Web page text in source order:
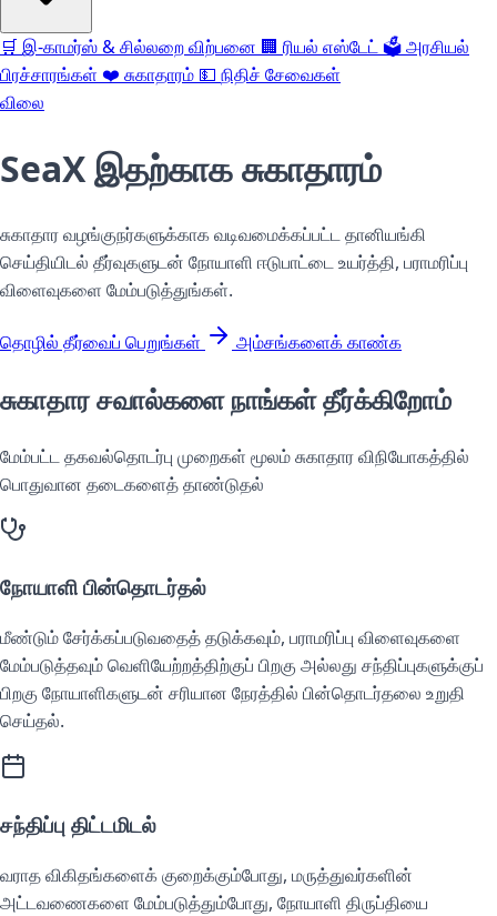
🛒 இ-காமர்ஸ் & சில்லறை விற்பனை 🏢 ரியல் எஸ்டேட் 🗳️அரசியல்
பிரச்சாரங்கள் ❤️ சுகாதாரம் 💵 நிதிச் சேவைகள்
விலை
SeaX இதற்காகசுகாதாரம்
சுகாதார வழங்குநர்களுக்காக வடிவமைக்கப்பட்ட தானியங்கி
செய்தியிடல் தீர்வுகளுடன் நோயாளி ஈடுபாட்டை உயர்த்தி, பராமரிப்பு
விளைவுகளை மேம்படுத்துங்கள்.
தொழில் தீர்வைப் பெறுங்கள் அம்சங்களைக் காண்க
சுகாதார சவால்களை நாங்கள் தீர்க்கிறோம்
மேம்பட்ட தகவல்தொடர்பு முறைகள் மூலம் சுகாதார விநியோகத்தில்
பொதுவான தடைகளைத் தாண்டுதல்
நோயாளி பின்தொடர்தல்
மீண்டும் சேர்க்கப்படுவதைத் தடுக்கவும், பராமரிப்பு விளைவுகளை
மேம்படுத்தவும் வெளியேற்றத்திற்குப் பிறகு அல்லது சந்திப்புகளுக்குப்
பிறகு நோயாளிகளுடன் சரியான நேரத்தில் பின்தொடர்தலை உறுதி
செய்தல்.
சந்திப்பு திட்டமிடல்
வராத விகிதங்களைக் குறைக்கும்போது, மருத்துவர்களின்
அட்டவணைகளை மேம்படுத்தும்போது, நோயாளி திருப்தியை